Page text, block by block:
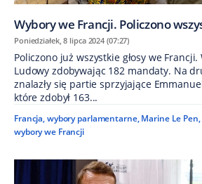
Wybory we Francji. Policzono
Poniedziałek, 8 lipca 2024 (07:27)
Policzono już wszystkie głosy we Francji.
Ludowy zdobywając 182 mandaty. Na
znalazły się partie sprzyjające
które zdobył 163...
Francja,wybory parlamentarne, Marine Le Pen,
wybory we Francji